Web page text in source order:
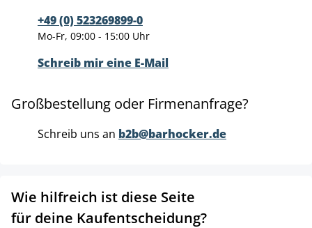
+49 (0) 523269899-0
Mo-Fr, 09:00 - 15:00 Uhr
Schreib mir eine E-Mail
Großbestellung oder Firmenanfrage?
Schreib uns an b2b@barhocker.de
Wie hilfreich ist diese Seite
für deine Kaufentscheidung?